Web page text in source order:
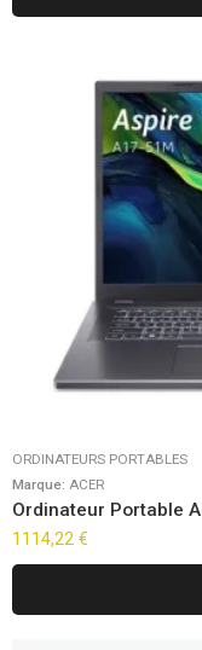
ORDINATEURS PORTABLES
Marque: ACER
1114,22 €